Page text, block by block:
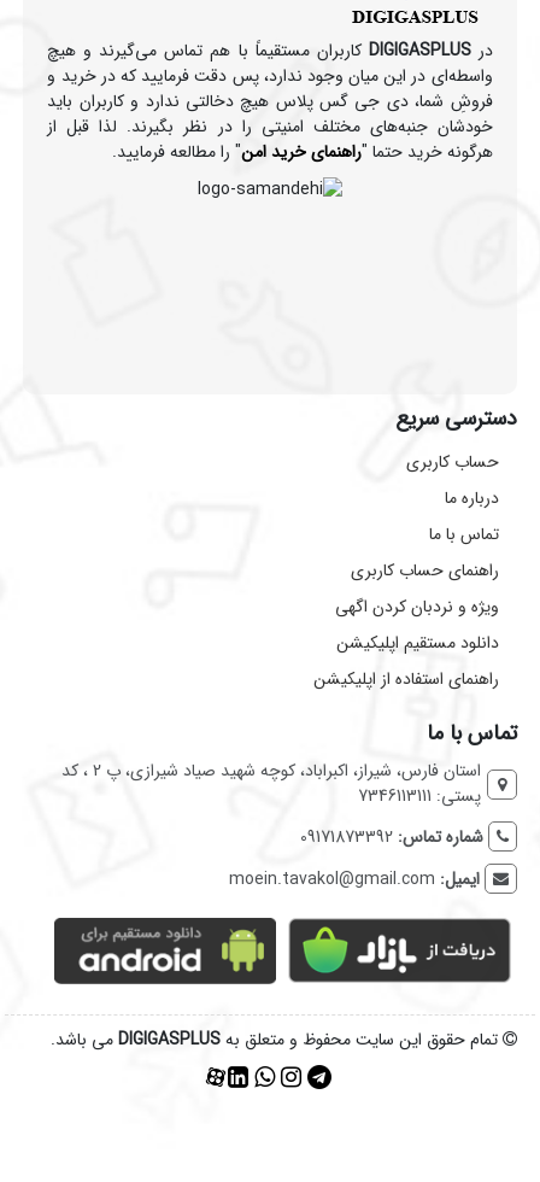
درDIGIGASPLUS کاربران مستقیماً با هم تماس می‌گیرند و هیچ
واسطه‌ای در این میان وجود ندارد، پس دقت فرمایید که در خرید و
فروشِ شما، دی جی گس پلاس هیچ دخالتی ندارد و کاربران باید
خودشان جنبه‌های مختلف امنیتی را در نظر بگیرند. لذا قبل از
هرگونه خرید حتما "راهنمای خرید امن" را مطالعه فرمایید.
دسترسی سریع
حساب کاربری
درباره ما
تماس با ما
راهنمای حساب کاربری
ویژه و نردبان کردن اگهی
دانلود مستقیم اپلیکیشن
راهنمای استفاده از اپلیکیشن
تماس با ما
استان فارس، شیراز، اکبراباد، کوچه شهید صیاد شیرازی، پ 2 ، کد
پستی: 7346113111
شماره تماس:09171873392
ایمیل: moein.tavakol@gmail.com
تمام حقوق این سایت محفوظ و متعلق بهDIGIGASPLUSمی باشد.